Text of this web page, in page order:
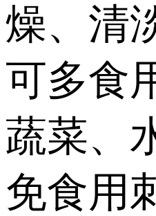
燥、清
可多食
蔬菜、
免食用